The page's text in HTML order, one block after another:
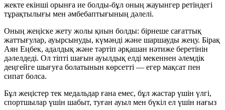
жекте екінші орынға ие болды-бұл оның жауынгер ретіндегі
тұрақтылығы мен әмбебаптығының дәлелі.
Оның жеңіске жету жолы қиын болды: бірнеше сағаттық
жаттығулар, ауырсынуды, күмәнді және шаршауды жеңу. Бірақ
Аян Еңбек, адалдық және тәртіп әрқашан нәтиже беретінін
дәлелдеді. Ол тіпті шағын ауылдық елді мекеннен әлемдік
деңгейге шығуға болатынын көрсетті — егер мақсат пен
сипат болса.
Бұл жеңістер тек медальдар ғана емес, бұл жастар үшін үлгі,
спортшылар үшін шабыт, туған ауыл мен бүкіл ел үшін нағыз